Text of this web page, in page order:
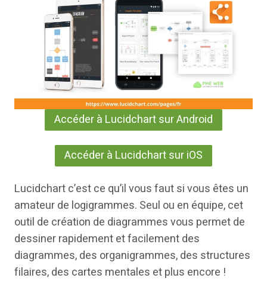
Accéder à Lucidchart sur Android
Accéder à Lucidchart sur iOS
Lucidchart c’est ce qu’il vous faut si vous êtes un
amateur de logigrammes. Seul ou en équipe, cet
outil de création de diagrammes vous permet de
dessiner rapidement et facilement des
diagrammes, des organigrammes, des structures
filaires, des cartes mentales et plus encore !